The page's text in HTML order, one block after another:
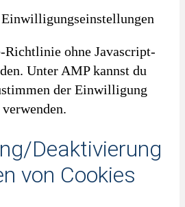
Richtlinie ohne Javascript-
Unter AMP kannst du
der Einwilligung
Deaktivierung
von Cookies